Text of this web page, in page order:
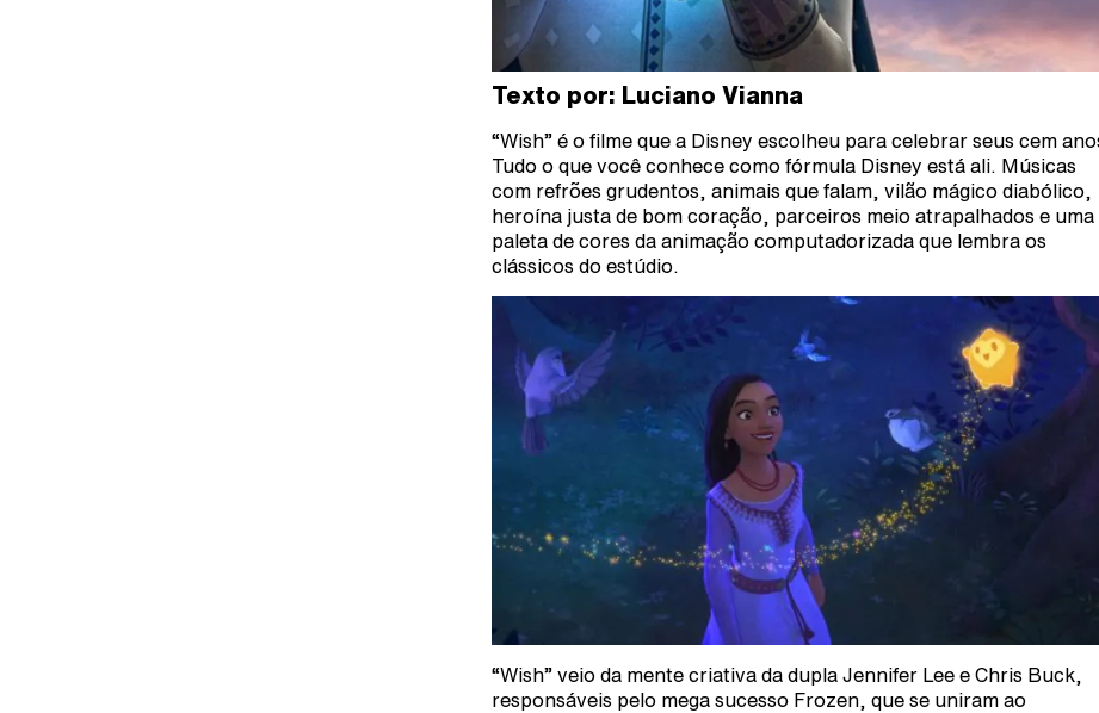
Texto por: Luciano Vianna
“Wish” é o filme que a Disney escolheu para celebrar seus cem
Tudo o que você conhece como fórmula Disney está ali. Músicas
com refrões grudentos, animais que falam, vilão mágico diabólico,
heroína justa de bom coração, parceiros meio atrapalhados e uma
paleta de cores da animação computadorizada que lembra os
clássicos do estúdio.
“Wish” veio da mente criativa da dupla Jennifer Lee e Chris Buck,
responsáveis pelo mega sucesso Frozen, que se uniram ao